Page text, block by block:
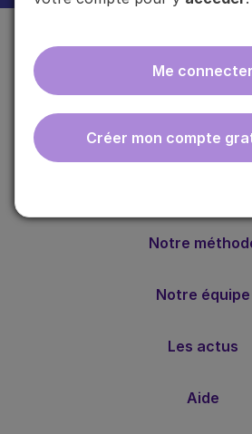
Me connecter
Créer mon compte
ebmfrance est une base de
Notre
Notre équipe
Les actus
Aide